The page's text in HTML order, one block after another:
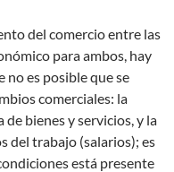
del comercio entre las
para ambos, hay
no es posible que se
comerciales: la
bienes y servicios, y la
del trabajo (salarios); es
está presente